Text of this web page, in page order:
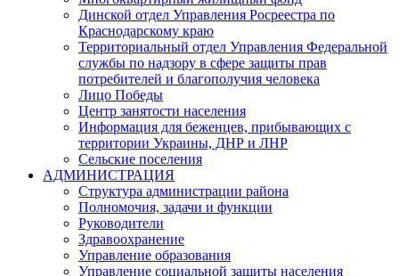
Динской отдел Управления Росреестра по
Краснодарскому краю
Территориальный отдел Управления Федеральной
службы по надзору в сфере защиты прав
потребителей и благополучия человека
Лицо Победы
Центр занятости населения
Информация для беженцев, прибывающих с
территории Украины, ДНР и ЛНР
Сельские поселения
АДМИНИСТРАЦИЯ
Структура администрации района
Полномочия, задачи и функции
Руководители
Здравоохранение
Управление образования
Управление социальной защиты населения